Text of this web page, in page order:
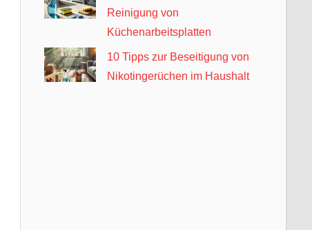
Reinigung von
Küchenarbeitsplatten
10 Tipps zur Beseitigung von
Nikotingerüchen im Haushalt